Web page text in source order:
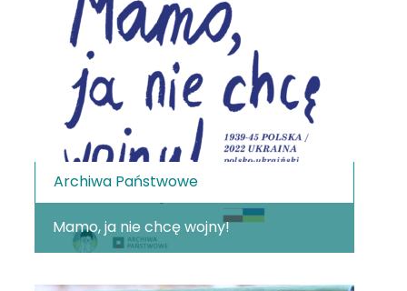
Archiwa Państwowe
Mamo, ja nie chcę wojny!